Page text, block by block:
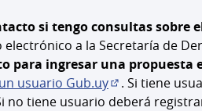
si tengo consultas sobre
electrónico a la Secretaría de
para ingresar una propuesta
usuario Gub.uy
(Abrir en una
. Si tiene
no tiene usuario deberá